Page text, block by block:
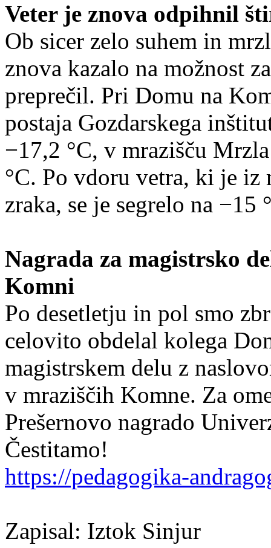
Veter je znova odpihnil
Ob sicer zelo suhem in
znova kazalo na možnost
preprečil. Pri Domu na
postaja Gozdarskega
−17,2 °C, v mrazišču
°C. Po vdoru vetra, ki je iz
zraka, se je segrelo na −15
Nagrada za magistrsko
Komni
Po desetletju in pol smo
celovito obdelal kolega
magistrskem delu z
v mraziščih Komne. Za
Prešernovo nagrado
Čestitamo!
https://pedagogika-
Zapisal: Iztok Sinjur